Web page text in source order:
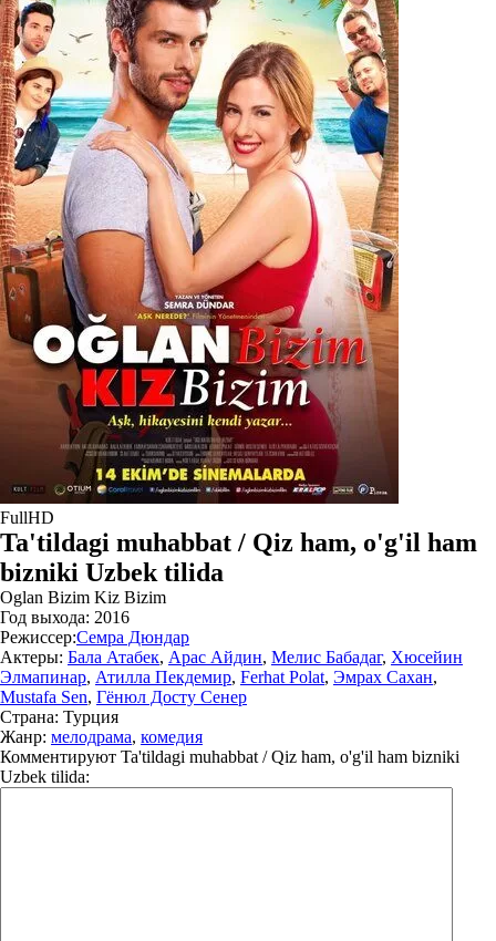
FullHD
Ta'tildagi muhabbat / Qiz ham, o'g'il ham
bizniki Uzbek tilida
Oglan Bizim Kiz Bizim
Год выхода: 2016
Режиссер:Семра Дюндар
Актеры: Бала Атабек, Арас Айдин, Мелис Бабадаг, Хюсейин
Элмапинар, Атилла Пекдемир, Ferhat Polat, Эмрах Сахан,
Mustafa Sen, Гёнюл Досту Сенер
Страна: Турция
Жанр: мелодрама, комедия
Комментируют Ta'tildagi muhabbat / Qiz ham, o'g'il ham bizniki
Uzbek tilida: